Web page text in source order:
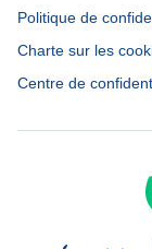
Politique de
Charte sur les
Centre de